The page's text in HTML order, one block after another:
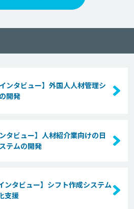
インタビュー】外国人人材管理シ
開発
ンタビュー】人材紹介業向けの日
テムの開発
ンタビュー】シフト作成システム
支援